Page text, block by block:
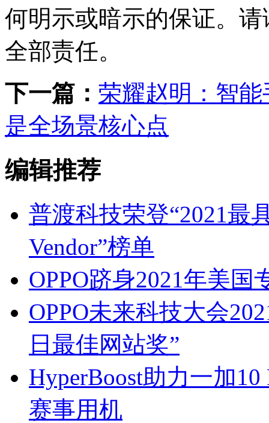
何明示或暗示的保证。
全部责任。
下一篇： 荣耀赵明：智
是全场景核心点
编辑推荐
普渡科技荣登“2021最
Vendor”榜单
OPPO跻身2021年美国
OPPO未来科技大会
日最佳网站奖”
HyperBoost助力一加
赛事用机